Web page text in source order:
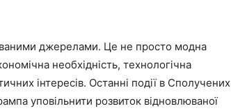
джерелами. Це не просто модна
необхідність, технологічна
інтересів. Останні події в Сполучених
уповільнити розвиток відновлюваної